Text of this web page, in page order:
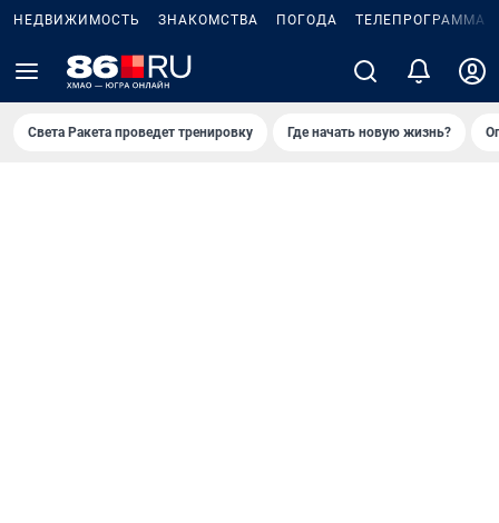
НЕДВИЖИМОСТЬ ЗНАКОМСТВА ПОГОДА ТЕЛЕПРОГРАММА
Света Ракета проведет тренировку Где начать новую жизнь?